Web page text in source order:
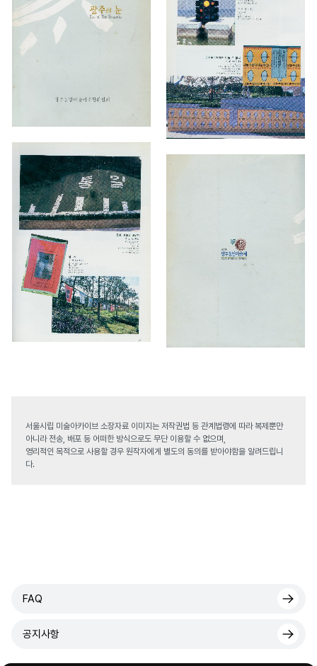
서울시립 미술아카이브 소장자료 이미지는 저작권법 등 관계법령에 따라 복제뿐만
아니라 전송, 배포 등 어떠한 방식으로도 무단 이용할 수 없으며,
영리적인 목적으로 사용할 경우 원작자에게 별도의 동의를 받아야함을 알려드립니
다.
FAQ
공지사항